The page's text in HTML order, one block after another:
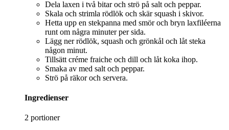
Dela laxen i två bitar och strö på salt och peppar.
Skala och strimla rödlök och skär squash i skivor.
Hetta upp en stekpanna med smör och bryn laxfiléerna
runt om några minuter per sida.
Lägg ner rödlök, squash och grönkål och låt steka
någon minut.
Tillsätt créme fraiche och dill och låt koka ihop.
Smaka av med salt och peppar.
Strö på räkor och servera.
Ingredienser
2 portioner